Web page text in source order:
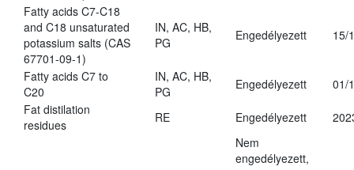
Fatty acids C7-C18
and C18 unsaturated
potassium salts (CAS
67701-09-1)
IN, AC, HB,
PG
Engedélyezett 15/
Fatty acids C7 to
C20
IN, AC, HB,
PG
Engedélyezett
01/
Fat distilation
residues
RE Engedélyezett
Nem
engedélyezett,